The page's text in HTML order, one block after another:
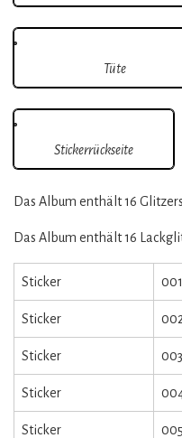
Tüte
Stickerrückseite
Das Album enthält 16
Das Album enthält 16
Sticker 001
Sticker 002
Sticker 003
Sticker
Sticker 005